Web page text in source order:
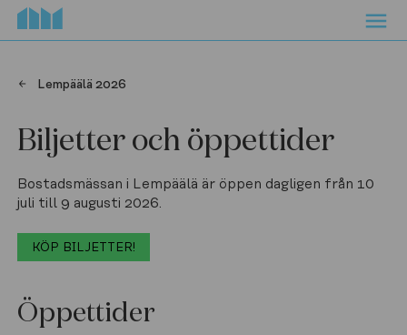
Lempäälä 2026
Biljetter och öppettider
Bostadsmässan i Lempäälä är öppen dagligen från 10
juli till 9 augusti 2026.
KÖP BILJETTER!
Öppettider